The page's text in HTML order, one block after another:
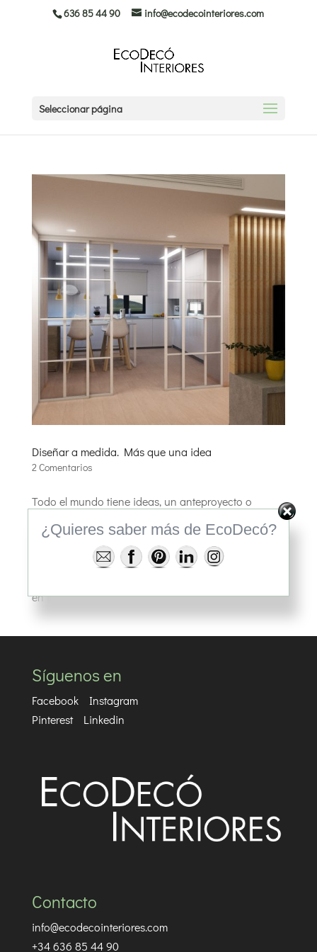
636 85 44 90 info@ecodecointeriores.com
Seleccionar página
Diseñar a medida. Más que una idea
2 Comentarios
Todo el mundo tiene ideas, un anteproyecto o
proyecto de interiorismo es mucho más. Cuando se
contacta con ecodecointeriores para que te de
soluciones a tu espacio, no se trata de solo ideas,
en texturas,...
Síguenos en
Facebook
Instagram
Pinterest
Linkedin
Contacto
info@ecodecointeriores.com
+34 636 85 44 90
¿Quieres saber más de EcoDecó?